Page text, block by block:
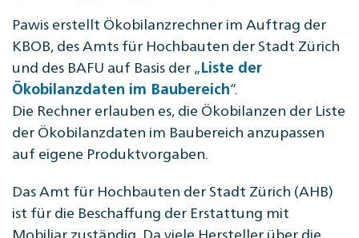
Pawis erstellt Ökobilanzrechner im Auftrag der
KBOB, des Amts für Hochbauten der Stadt Zürich
und des BAFU auf Basis der „Liste der
Ökobilanzdaten im Baubereich“.
Die Rechner erlauben es, die Ökobilanzen der Liste
der Ökobilanzdaten im Baubereich anzupassen
auf eigene Produktvorgaben.
Das Amt für Hochbauten der Stadt Zürich (AHB)
ist für die Beschaffung der Erstattung mit
Mobiliar zuständig. Da viele Hersteller über die